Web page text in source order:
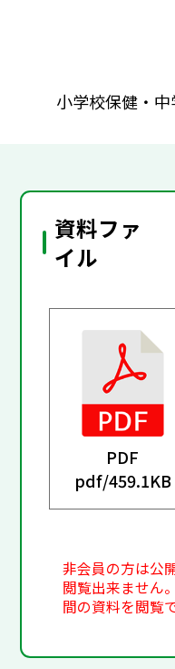
小学校保健・
資料ファ
イル
PDF
pdf/459.1KB
非会員の方は公
閲覧出来ません
間の資料を閲覧